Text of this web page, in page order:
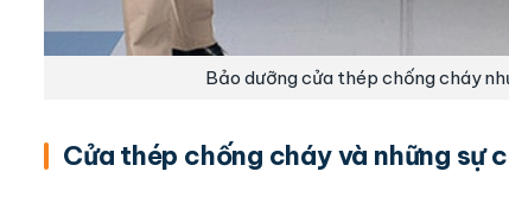
Bảo dưỡng cửa thép chống cháy
Cửa thép chống cháy và những sự